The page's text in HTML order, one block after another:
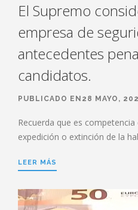
El Supremo
empresa de
antecedentes
candidatos.
PUBLICADO EN28 MAYO,
Recuerda que es
expedición o extinción de la
LEER MÁS